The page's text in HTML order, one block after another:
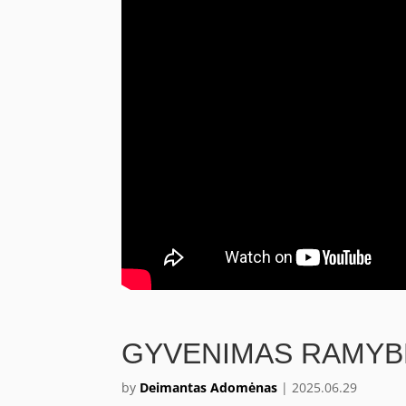
GYVENIMAS
by Deimantas Adomėnas | 2025.06.29